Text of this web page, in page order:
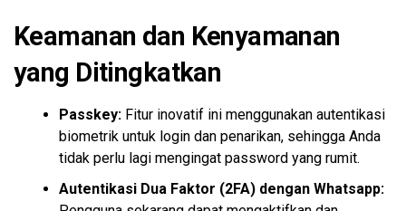
Keamanan dan Kenyamanan
yang Ditingkatkan
Passkey: Fitur inovatif ini menggunakan autentikasi
biometrik untuk login dan penarikan, sehingga Anda
tidak perlu lagi mengingat password yang rumit.
Autentikasi Dua Faktor (2FA) dengan Whatsapp: